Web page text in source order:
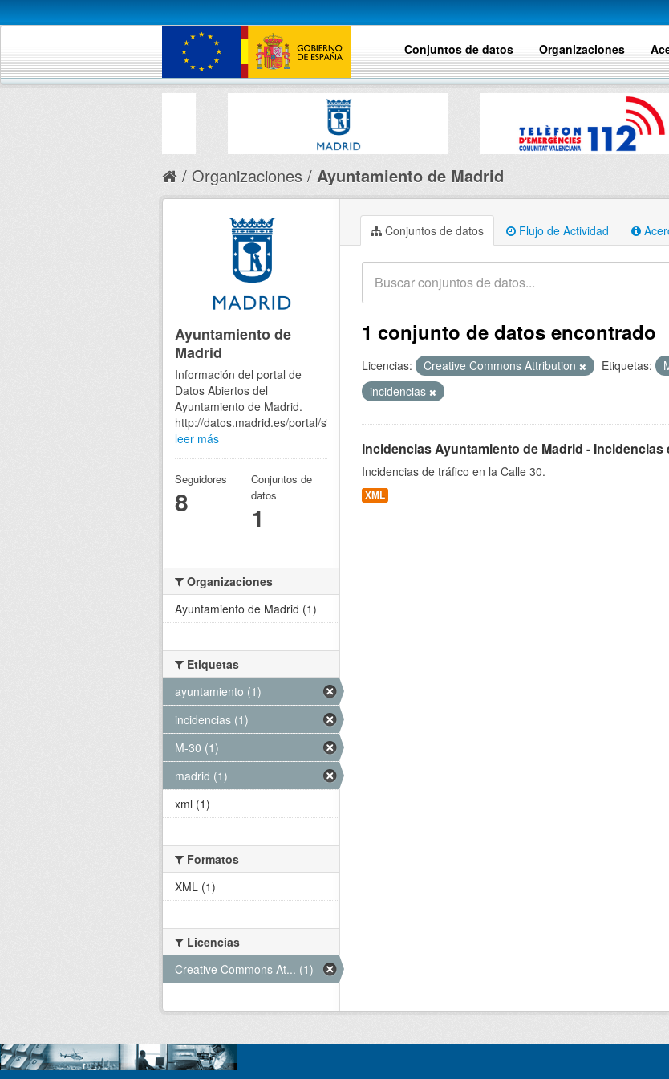
Conjuntos de datos Organizaciones
Organizaciones Ayuntamiento de Madrid
Conjuntos de datos Flujo de Actividad
1 conjunto de datos encontrado
Licencias: Creative Commons Attribution Etiquetas:
incidencias
Incidencias Ayuntamiento de Madrid - Incidencias
Incidencias de tráfico en la Calle 30.
XML
Ayuntamiento de
Madrid
Información del portal de
Datos Abiertos del
Ayuntamiento de Madrid.
http://datos.madrid.es/portal/site/egob
leer más
Seguidores
8
Conjuntos de
datos
1
Organizaciones
Ayuntamiento de Madrid (1)
Etiquetas
ayuntamiento (1)
incidencias (1)
M-30 (1)
madrid (1)
xml (1)
Formatos
XML (1)
Licencias
Creative Commons At... (1)